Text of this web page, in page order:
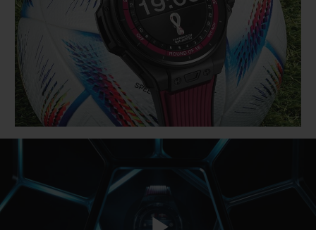
BIG BANG
COLORED CERAMIC
BIG BANG
PEACH CERAMIC
SPIRIT OF BIG
ESSENTIAL
EXKLUSIV
EXKLUSIVE DIENSTLEISTUNGEN
5+5-GARANTIE
HUBLOTISTA UND GARANTIEVERLÄNGERUNG
VORAUSSICHTLICHE LIEFERZEIT
KOSTENLOSE LIEFERUNG & RÜCKSENDUNGEN